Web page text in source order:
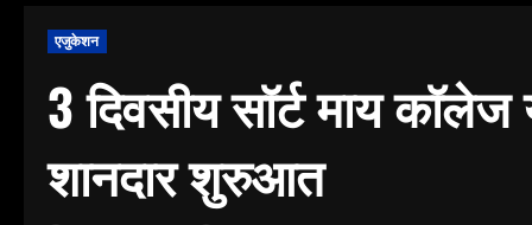
एजुकेशन
3 दिवसीय सॉर्ट माय
शानदार शुरुआत